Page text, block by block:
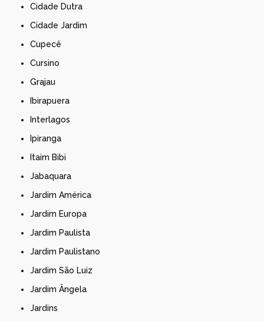
Cidade Dutra
Cidade Jardim
Cupecê
Cursino
Grajau
Ibirapuera
Interlagos
Ipiranga
Itaim Bibi
Jabaquara
Jardim América
Jardim Europa
Jardim Paulista
Jardim Paulistano
Jardim São Luiz
Jardim Ângela
Jardins